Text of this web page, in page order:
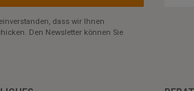
dass wir Ihnen
Den Newsletter können Sie